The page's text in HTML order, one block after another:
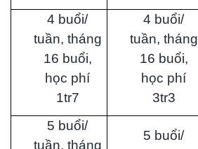
4 buổi/
tuần, tháng
16 buổi,
học phí
1tr7
4 buổi/
tuần, tháng
16 buổi,
học phí
3tr3
5 buổi/
tuần, tháng
5 buổi/